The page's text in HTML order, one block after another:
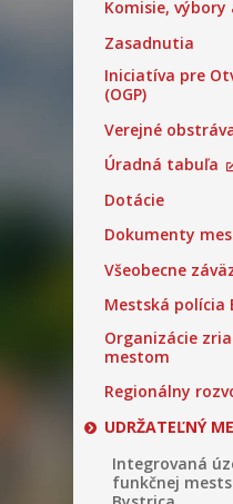
Komisie, výbory
Zasadnutia
Iniciatíva pre
(OGP)
Verejné
Úradná tabuľa
Dotácie
Dokumenty
Všeobecne
Mestská polícia
Organizácie
mestom
Regionálny
UDRŽATEĽNÝ
Integrovaná
funkčnej